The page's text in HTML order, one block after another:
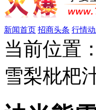
新闻首页 招商头条 行情
当前位置：
雪梨枇杷